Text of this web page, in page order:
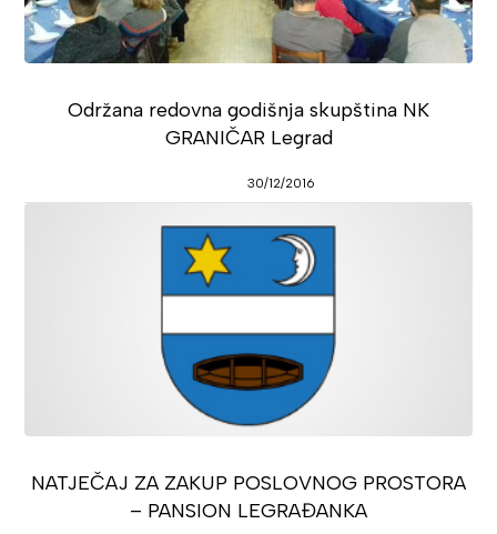
Održana redovna godišnja skupština NK
GRANIČAR Legrad
30/12/2016
NATJEČAJ ZA ZAKUP POSLOVNOG PROSTORA
– PANSION LEGRAĐANKA